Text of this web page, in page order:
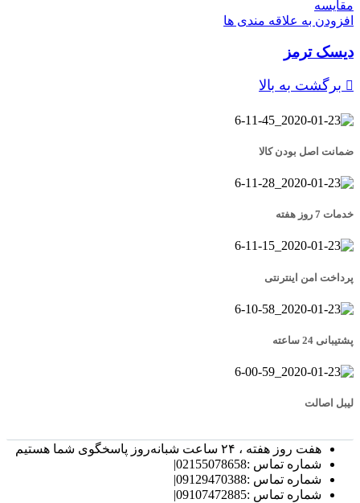
مقایسه
افزودن به علاقه مندی ها
دیسک ترمز
برگشت به بالا
ضمانت اصل بودن کالا
خدمات 7 روز هفته
پرداخت امن اینترنتی
پشتیبانی 24 ساعته
لیبل اصالت
هفت روز هفته ، ۲۴ ساعت شبانه‌روز پاسخگوی شما هستیم
شماره تماس :02155078658|
شماره تماس :09129470388|
شماره تماس :09107472885|